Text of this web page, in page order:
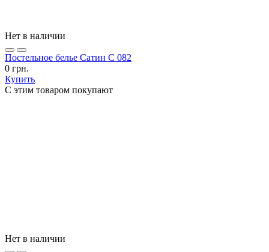
Нет в наличии
Постельное белье Сатин С 082
0 грн.
Купить
C этим товаром покупают
Нет в наличии